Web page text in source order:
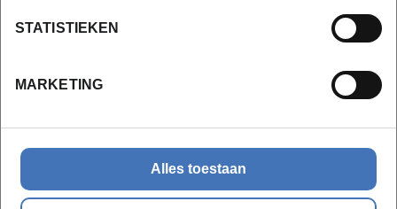
STATISTIEKEN
MARKETING
Alles toestaan
Contacteer onze commercieel coördinator
Charlotte Lammertyn